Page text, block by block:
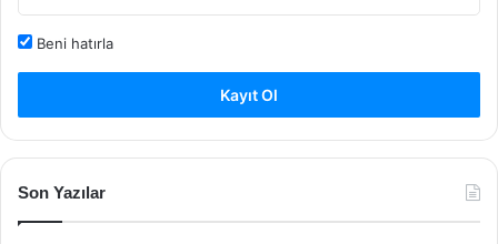
Beni hatırla
Kayıt Ol
Son Yazılar